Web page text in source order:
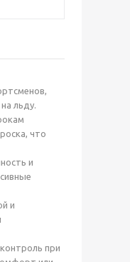
льду.
что
и
и
при